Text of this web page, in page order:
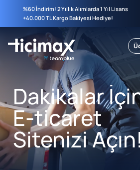
%60 İndirim! 2 Yıllık Alımlarda 1 Yıl Lisans
+40.000 TL Kargo Bakiyesi Hediye!
Dakikalar
E-ticaret
Sitenizi Açın!